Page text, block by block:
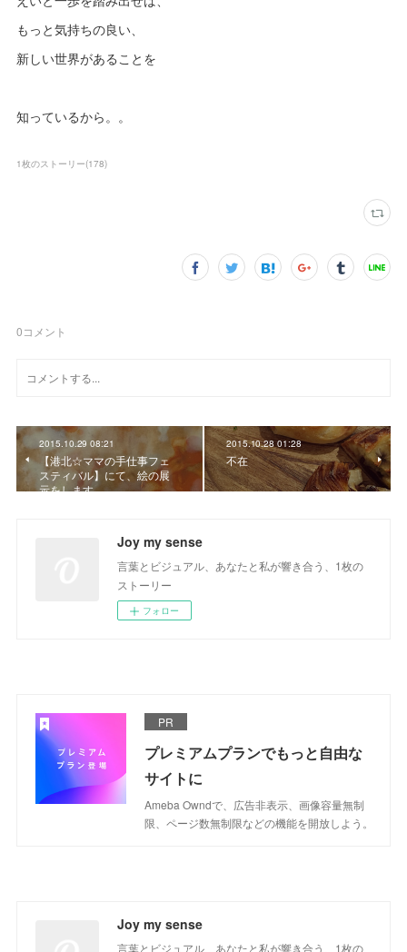
もっと気持ちの良い、
新しい世界があることを
知っているから。。
1枚のストーリー(178)
0コメント
2015.10.29 08:21
【港北☆ママの手仕事フェ
スティバル】にて、絵の展
示をします。
2015.10.28 01:28
不在
Joy my sense
言葉とビジュアル、あなたと私が響き合う、1枚の
ストーリー
フォロー
PR
プレミアムプランでもっと自由な
サイトに
Ameba Owndで、広告非表示、画像容量無制
限、ページ数無制限などの機能を開放しよう。
Joy my sense
言葉とビジュアル、あなたと私が響き合う、1枚の